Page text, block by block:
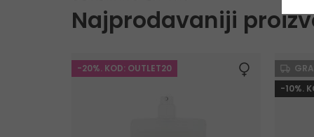
Najprodavaniji
-20%. KOD: OUTLET20
-10%.